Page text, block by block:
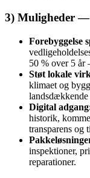
3) Muligheder
Forebyggelse
50 % over 5 år
Støt lokale
klimaet og
landsdækkende
Digital
historik,
transparens og
inspektioner,
reparationer.